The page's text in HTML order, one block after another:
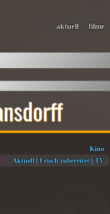
aktuell filme
Kino
Aktuell| Frisch zubereitet|TV